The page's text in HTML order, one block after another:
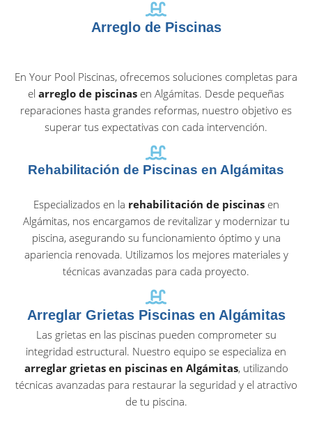
Arreglo de Piscinas
En Your Pool Piscinas, ofrecemos soluciones completas para
el arreglo de piscinas en Algámitas. Desde pequeñas
reparaciones hasta grandes reformas, nuestro objetivo es
superar tus expectativas con cada intervención.
Rehabilitación de Piscinas en Algámitas
Especializados en la rehabilitación de piscinasen
Algámitas, nos encargamos de revitalizar y modernizar tu
piscina, asegurando su funcionamiento óptimo y una
apariencia renovada. Utilizamos los mejores materiales y
técnicas avanzadas para cada proyecto.
Arreglar Grietas Piscinas en Algámitas
Las grietas en las piscinas pueden comprometer su
integridad estructural. Nuestro equipo se especializa en
arreglar grietas en piscinas en Algámitas, utilizando
técnicas avanzadas para restaurar la seguridad y el atractivo
de tu piscina.